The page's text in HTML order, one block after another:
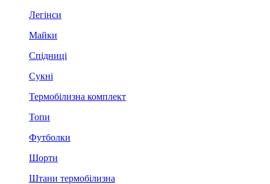
Легінси
Майки
Спідниці
Сукні
Термобілизна комплект
Топи
Футболки
Шорти
Штани термобілизна